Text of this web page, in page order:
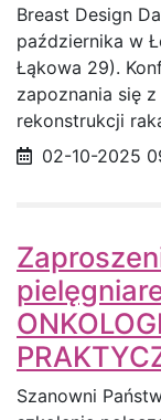
Breast Design
października w
Łąkowa 29).
zapoznania się
rekonstrukcji
Data02-10-2025
Szanowni